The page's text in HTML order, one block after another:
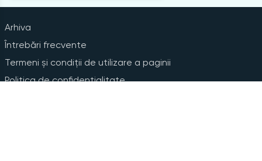
Arhiva
Întrebări frecvente
Termeni și condiții de utilizare a paginii
Politica de confidențialitate